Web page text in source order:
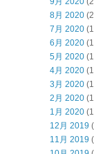
8月 2020
7月 2020
6月 2020
5月 2020
4月 2020
3月 2020
2月 2020
1月 2020
12月 2019
11月 2019